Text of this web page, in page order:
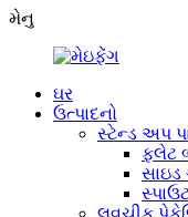
મેનુ
ઘર
ઉત્પાદનો
સ્ટેન્ડ અપ
ફ્લેટ
લવચીક